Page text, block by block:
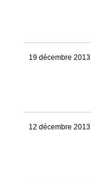
19 décembre 2013
12 décembre 2013